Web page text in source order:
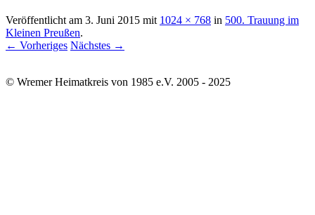
Veröffentlicht am 3. Juni 2015 mit 1024 × 768 in 500. Trauung im
Kleinen Preußen.
← Vorheriges Nächstes →
© Wremer Heimatkreis von 1985 e.V. 2005 - 2025